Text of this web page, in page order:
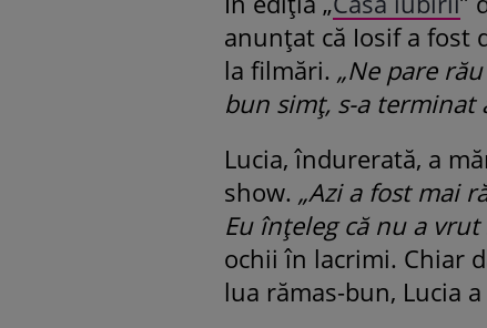
anunțat că Iosif a fost
la filmări. „Ne pare
bun simț, s-a terminat
Lucia, îndurerată, a
show. „Azi a fost mai
Eu înțeleg că nu a vrut
ochii în lacrimi. Chiar
lua rămas-bun, Lucia